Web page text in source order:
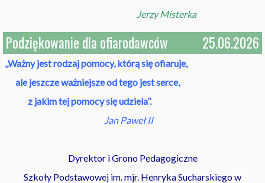
Jerzy Misterka
Podziękowanie dla ofiarodawców 25.06.2026
,,Ważny jest rodzaj pomocy, którą się ofiaruje,
ale jeszcze ważniejsze od tego jest serce,
z jakim tej pomocy się udziela’’.
Jan Paweł II
Dyrektor i Grono Pedagogiczne
Szkoły Podstawowej im. mjr. Henryka Sucharskiegow